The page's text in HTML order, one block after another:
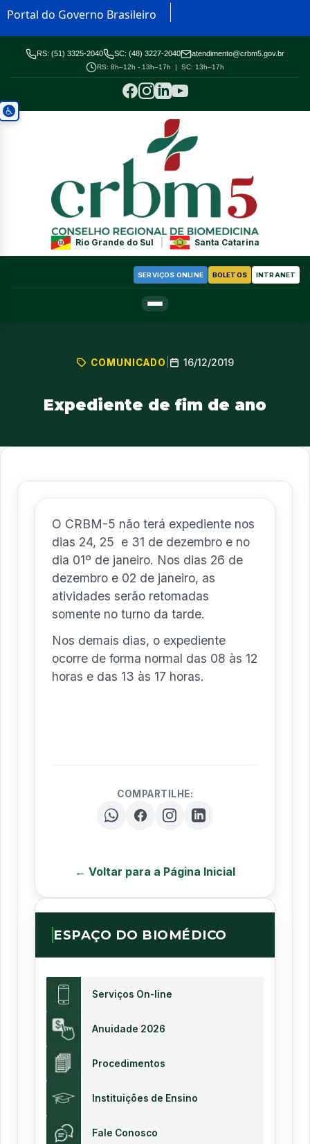
Portal do Governo Brasileiro
RS: (51) 3325-2040 SC: (48) 3227-2040 atendimento@crbm5.gov.br
RS: 8h–12h - 13h–17h | SC: 13h–17h
Rio Grande do Sul Santa Catarina
SERVIÇOS ONLINE BOLETOS INTRANET
COMUNICADO 16/12/2019
Expediente de fim de ano
O CRBM-5 não terá expediente nos
dias 24, 25 e 31 de dezembro e no
dia 01º de janeiro. Nos dias 26 de
dezembro e 02 de janeiro, as
atividades serão retomadas
somente no turno da tarde.
Nos demais dias, o expediente
ocorre de forma normal das 08 às 12
horas e das 13 às 17 horas.
COMPARTILHE:
← Voltar para a Página Inicial
ESPAÇO DO BIOMÉDICO
Serviços On-line
Anuidade 2026
Procedimentos
Instituições de Ensino
Fale Conosco